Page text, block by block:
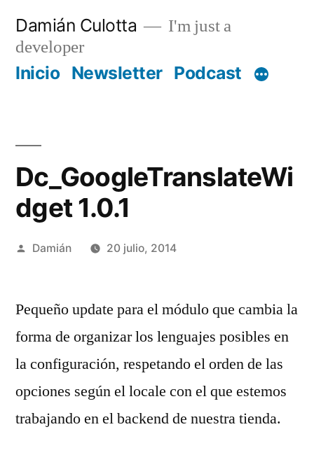
contenido
Damián Culotta
I'm just a
developer
Inicio Newsletter Podcast
Dc_GoogleTranslateWi
dget 1.0.1
Publicado
Damián 20 julio, 2014
Pequeño update para el módulo que cambia la
forma de organizar los lenguajes posibles en
la configuración, respetando el orden de las
opciones según el locale con el que estemos
trabajando en el backend de nuestra tienda.